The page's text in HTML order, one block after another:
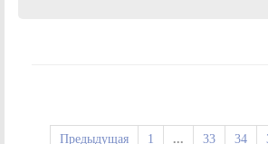
Предыдущая 1 ... 33 34